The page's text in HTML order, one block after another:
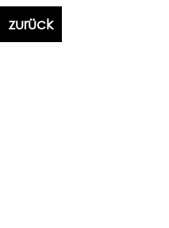
zurück